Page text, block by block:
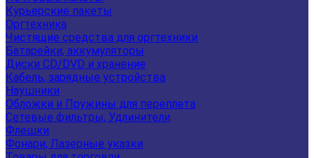
Курьерские пакеты
Оргтехника
Чистящие средства для оргтехники
Батарейки, аккумуляторы
Диски CD/DVD и хранение
Кабель, зарядные устройства
Наушники
Обложки и Пружины для переплета
Сетевые фильтры, Удлинители
Флешки
Фонари, Лазерные указки